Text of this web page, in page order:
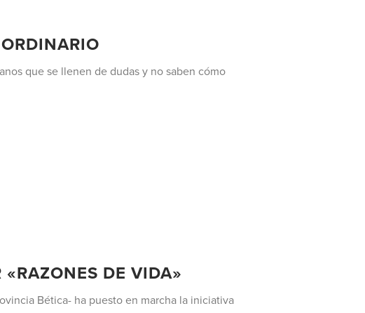
que se llenen de dudas y no saben cómo
DE VIDA»
Bética- ha puesto en marcha la iniciativa